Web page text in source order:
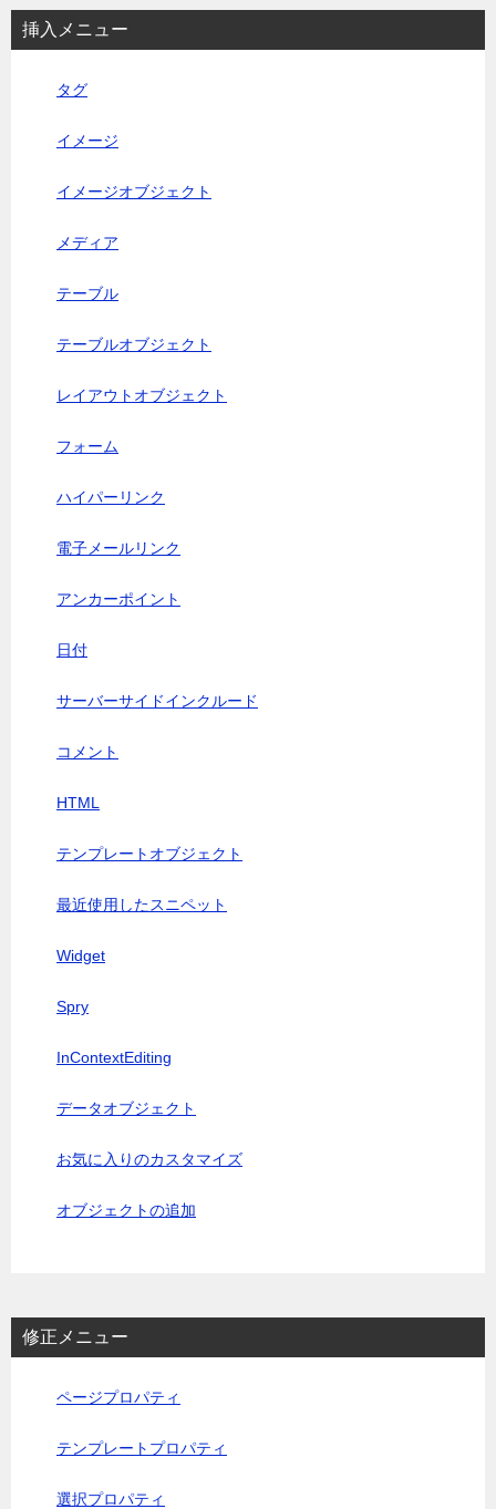
挿入メニュー
タグ
イメージ
イメージオブジェクト
メディア
テーブル
テーブルオブジェクト
レイアウトオブジェクト
フォーム
ハイパーリンク
電子メールリンク
アンカーポイント
日付
サーバーサイドインクルード
コメント
HTML
テンプレートオブジェクト
最近使用したスニペット
Widget
Spry
InContextEditing
データオブジェクト
お気に入りのカスタマイズ
オブジェクトの追加
修正メニュー
ページプロパティ
テンプレートプロパティ
選択プロパティ